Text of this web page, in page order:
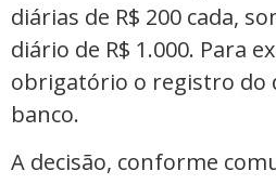
diárias de R$ 200 cada,
diário de R$ 1.000. Para
obrigatório o registro do
banco.
A decisão, conforme